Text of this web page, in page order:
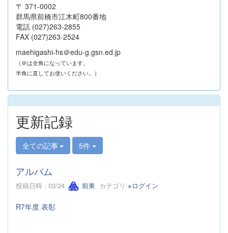
〒 371-0002
群馬県前橋市江木町800番地
電話 (027)263-2855
FAX (027)263-2524
maehigashi-hs＠edu-g.gsn.ed.jp
（＠は全角になっています。
半角に直してお使いください。）
更新記録
全ての記事 5件
アルバム
投稿日時 : 03/24 前東 カテゴリ:※ログイン
R7年度 表彰